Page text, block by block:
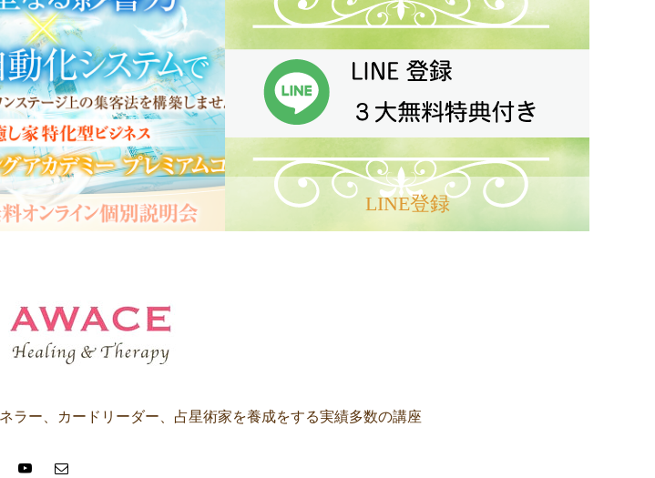
LINE登録
ラー、カードリーダー、占星術家を養成をする実績多数の講座